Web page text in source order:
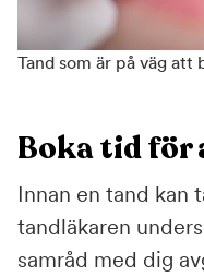
Tand som är på väg att
Boka tid för
Innan en tand kan
tandläkaren
samråd med dig